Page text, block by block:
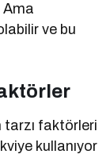
Ama
ve bu
tarzı faktörleri
kullanıyor